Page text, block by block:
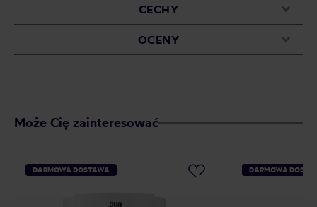
CECHY
OCENY
Może Cię zainteresować
DARMOWA DOSTAWA DARMOWA